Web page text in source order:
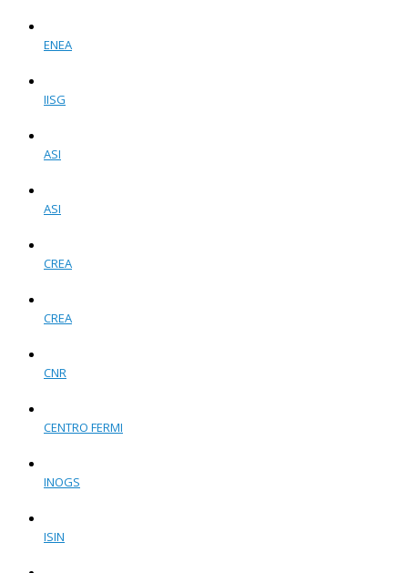
ENEA
IISG
ASI
ASI
CREA
CREA
CNR
CENTRO FERMI
INOGS
ISIN